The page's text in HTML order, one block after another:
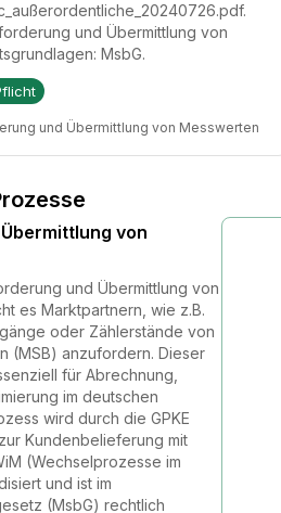
und Übermittlung von
MsbG.
und Übermittlung von Messwerten
von
und Übermittlung von
es Marktpartnern, wie z.B.
oder Zählerstände von
(MSB) anzufordern. Dieser
für Abrechnung,
im deutschen
wird durch die GPKE
Kundenbelieferung mit
(Wechselprozesse im
und ist im
(MsbG) rechtlich